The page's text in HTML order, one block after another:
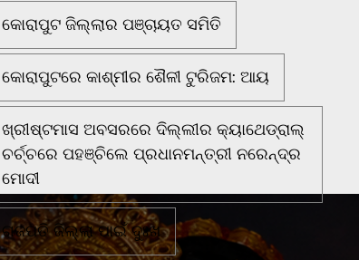
କୋରାପୁଟ ଜିଲ୍ଲାର ପଞ୍ଚାୟତ ସମିତି
କୋରାପୁଟରେ କାଶ୍ମୀର ଶୈଳୀ ଟୁରିଜମ: ଆୟ
ଖ୍ରୀଷ୍ଟମାସ ଅବସରରେ ଦିଲ୍ଲୀର କ୍ୟାଥେଡ୍ରାଲ୍
ଚର୍ଚ୍ଚରେ ପହଞ୍ଚିଲେ ପ୍ରଧାନମନ୍ତ୍ରୀ ନରେନ୍ଦ୍ର
ମୋଦୀ
ଗଜପତି ଜିଲ୍ଲା ପାଇଁ ଦୁଃଖ